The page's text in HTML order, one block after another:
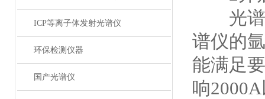
ICP等离子体发射光谱仪
环保检测仪器
国产光谱仪
光谱仪
谱仪的
能满足
响